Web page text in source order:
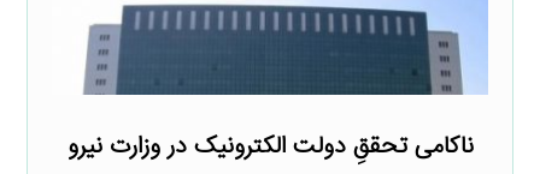
ناکامی تحققِ دولت الکترونیک در وزارت نیرو